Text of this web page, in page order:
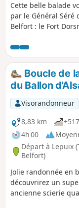
Cette belle balade
par le Général
Belfort : le Fort
Boucle de
du Ballon
Visorandonneur
8,83 km
4h 00
Départ à Lepuix
Belfort)
Jolie randonnée en
découvrirez un
ancienne scierie